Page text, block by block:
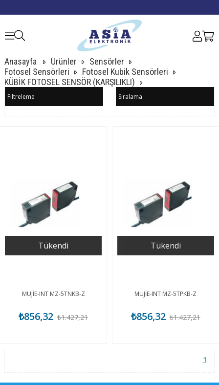
Anasayfa Ürünler
Sensörler
Fotosel Sensörleri
Fotosel Kubik Sensörleri
KÜBİK FOTOSEL SENSÖR (KARŞILIKLI)
Filtreleme Sıralama
Tükendi
MUJİE-INT MZ-5TNKB-Z
₺856,32 ₺1.427,21
Tükendi
MUJİE-INT MZ-5TPKB-Z
₺856,32 ₺1.427,21
1